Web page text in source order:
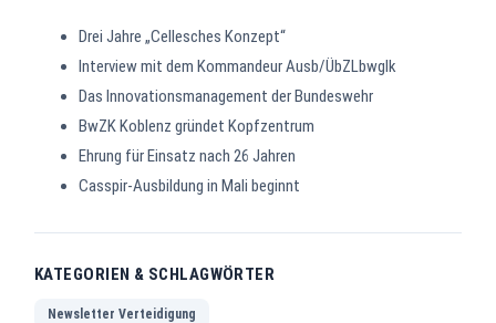
Drei Jahre „Cellesches Konzept“
Interview mit dem Kommandeur Ausb/ÜbZLbwglk
Das Innovationsmanagement der Bundeswehr
BwZK Koblenz gründet Kopfzentrum
Ehrung für Einsatz nach 26 Jahren
Casspir-Ausbildung in Mali beginnt
KATEGORIEN & SCHLAGWÖRTER
Newsletter Verteidigung